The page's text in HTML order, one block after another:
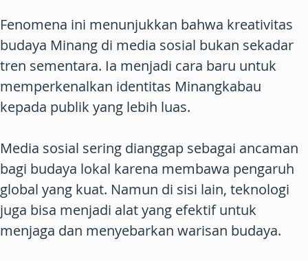
Fenomena ini menunjukkan bahwa kreativitas
budaya Minang di media sosial bukan sekadar
tren sementara. Ia menjadi cara baru untuk
memperkenalkan identitas Minangkabau
kepada publik yang lebih luas.
Media sosial sering dianggap sebagai ancaman
bagi budaya lokal karena membawa pengaruh
global yang kuat. Namun di sisi lain, teknologi
juga bisa menjadi alat yang efektif untuk
menjaga dan menyebarkan warisan budaya.